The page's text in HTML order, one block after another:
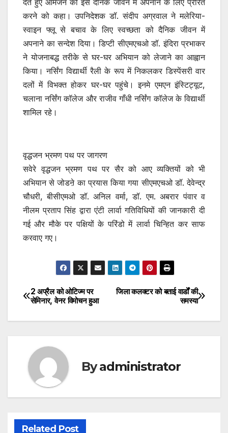
देते हुए आमजन को इसे दैनिक जीवन में अपनाने के लिए प्रेरित
करने को कहा। उपनिदेशक डॉ. संदीप अग्रवाल ने मलेरिया-
स्वाइन फ्लू से बचाव के लिए स्वच्छता को दैनिक जीवन में
अपनाने का सन्देश दिया। डिप्टी सीएमएचओ डॉ. इंदिरा प्रभाकर
ने योजनाबद्ध तरीके से घर-घर अभियान को लेजाने का आह्वान
किया। नर्सिंग विद्यार्थी रैली के रूप में निकलकर डिस्पेंसरी वार
दलों में विभक्त होकर घर-घर पहुंचे। इनमे एमएन इंस्टिट्यूट,
चलाना नर्सिंग कॉलेज और राजीव गाँधी नर्सिंग कॉलेज के विद्यार्थी
शामिल रहे।
वृद्धजन भ्रमण पथ पर जागरण
सवेरे वृद्धजन भ्रमण पथ पर सैर को आए व्यक्तियों को भी
अभियान से जोडऩे का प्रयास किया गया सीएमएचओ डॉ. देवेन्द्र
चौधरी, बीसीएमओ डॉ. अनिल वर्मा, डॉ. एम. अबरार पंवार व
नीलम प्रताप सिंह द्वारा एंटी लार्वा गतिविधियों की जानकारी दी
गई और मौके पर पक्षियों के परिंडो में लार्वा चिन्हित कर साफ
करवाए गए।
Post
navigation
जिला कलक्टर को बताई वार्डों की
समस्या
2 अप्रैल को ओटिज्म पर
सेमिनार, वेनर विमोचन हुआ
Byadministrator
Related Post